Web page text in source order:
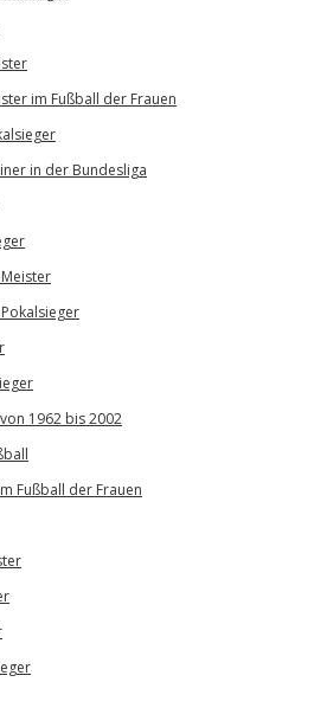
im Fußball der Frauen
in der Bundesliga
1962 bis 2002
Fußball der Frauen